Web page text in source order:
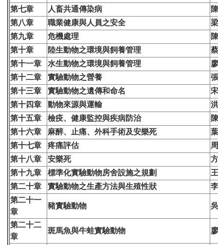
第七章
人畜共通傳染病
第八章
職業健康與人員之安全
第九章
危機處理
第十章
陸生動物之環境與飼養管理
第十一章
水生動物之環境與飼養管理
第十二章
實驗動物之營養
第十三章
實驗動物之遺傳和命名
第十四章
動物來源與運輸
第十五章
檢疫、健康監控與疾病防治
第十六章
麻醉、止痛、外科手術及安樂死
第十七章
疼痛評估
第十八章
安樂死
第十九章
標準化實驗動物房舍設施之規劃
第二十章
實驗動物之生產方法與生殖性狀
第二十一
章
豬實驗動物
第二十二
章
斑馬魚與牛蛙實驗動物